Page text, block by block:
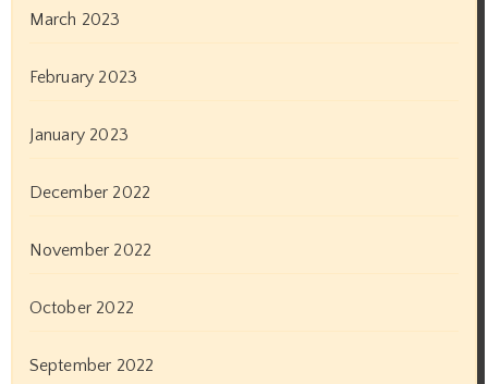
March 2023
February 2023
January 2023
December 2022
November 2022
October 2022
September 2022